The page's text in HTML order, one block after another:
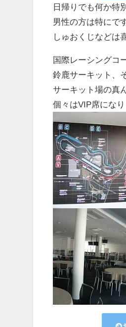
日帰りでも何か特
男性の方は特にで
しゅおくじなどは
国際レーシングコ
鈴鹿サーキット、
サーキット場の真
個々はVIP席にな